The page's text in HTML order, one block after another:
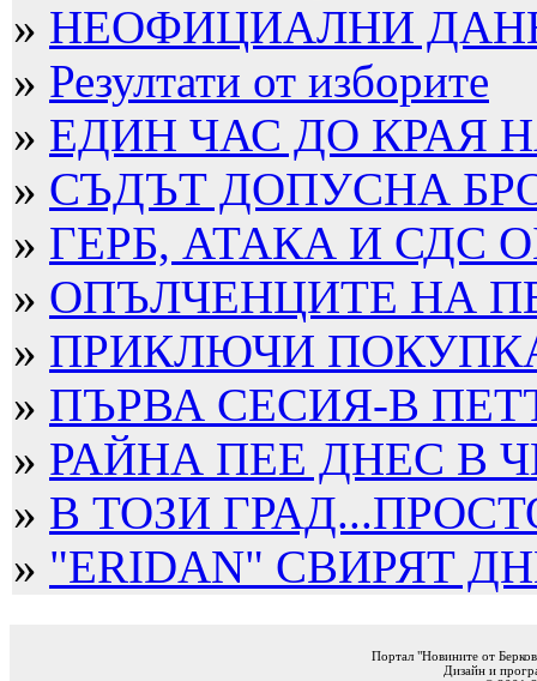
» НЕОФИЦИАЛНИ
» Резултати от изборите
» ЕДИН ЧАС ДО КРАЯ
» СЪДЪТ ДОПУСНА
» ГЕРБ, АТАКА И СДС
» ОПЪЛЧЕНЦИТЕ НА
» ПРИКЛЮЧИ
» ПЪРВА СЕСИЯ-В
» РАЙНА ПЕЕ ДНЕС В
» В ТОЗИ
» "ERIDAN" СВИРЯТ
Портал "Новините от
Дизайн и